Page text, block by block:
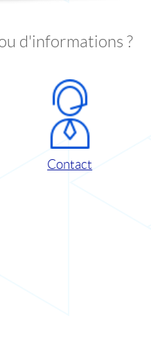
d'informations ?
Contact